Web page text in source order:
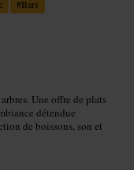
#Bars
Une offre de plats
détendue
de boissons, son et